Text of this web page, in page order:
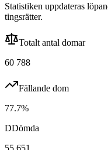
Statistiken uppdateras
tingsrätter.
Totalt antal domar
60 788
Fällande dom
77.7%
DDömda
55 651